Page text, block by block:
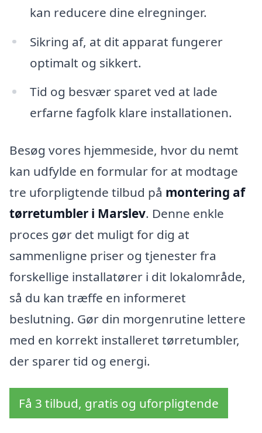
kan reducere dine elregninger.
Sikring af, at dit apparat fungerer
optimalt og sikkert.
Tid og besvær sparet ved at lade
erfarne fagfolk klare installationen.
Besøg vores hjemmeside, hvor du nemt
kan udfylde en formular for at modtage
tre uforpligtende tilbud på montering af
tørretumbler i Marslev. Denne enkle
proces gør det muligt for dig at
sammenligne priser og tjenester fra
forskellige installatører i dit lokalområde,
så du kan træffe en informeret
beslutning. Gør din morgenrutine lettere
med en korrekt installeret tørretumbler,
der sparer tid og energi.
Få 3 tilbud, gratis og uforpligtende